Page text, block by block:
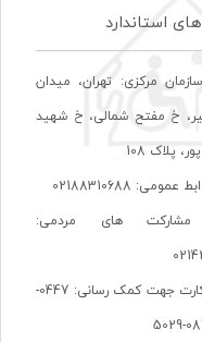
استاندارد
مرکزی: تهران، ميدان
خ مفتح شمالی، خ شهيد
پلاک 108
02188310688
مشارکت های مردمی:
شماره کارت جهت کمک رسانی: 0447-